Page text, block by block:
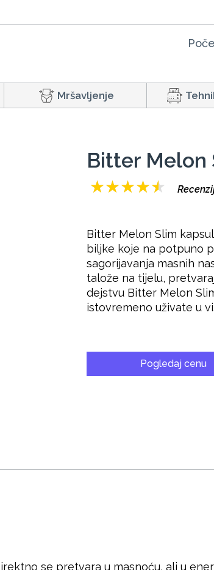
Mršavljenje
Bitter Melon
★★★★★
Bitter Melon Slim
biljke koje na potpuno
sagorijavanja masnih
talože na tijelu,
dejstvu Bitter Melon
istovremeno uživate u
Pogledaj cenu
se pretvara u masnoću, ali u